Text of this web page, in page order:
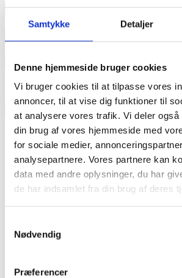
Samtykke Detaljer
Denne hjemmeside bruger cookies
Vi bruger cookies til at tilpasse vores
annoncer, til at vise dig funktioner til
at analysere vores trafik. Vi deler også
din brug af vores hjemmeside med
for sociale medier,
analysepartnere. Vores partnere kan
data med andre oplysninger, du har
de har indsamlet fra din brug af deres
Nødvendig
Præferencer
annonce
Like us
RAINBOW BUSINESS DENMARK